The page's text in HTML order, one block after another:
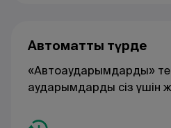
Автоматты түрде
«Автоаударымдарды»
аударымдарды сіз үшін